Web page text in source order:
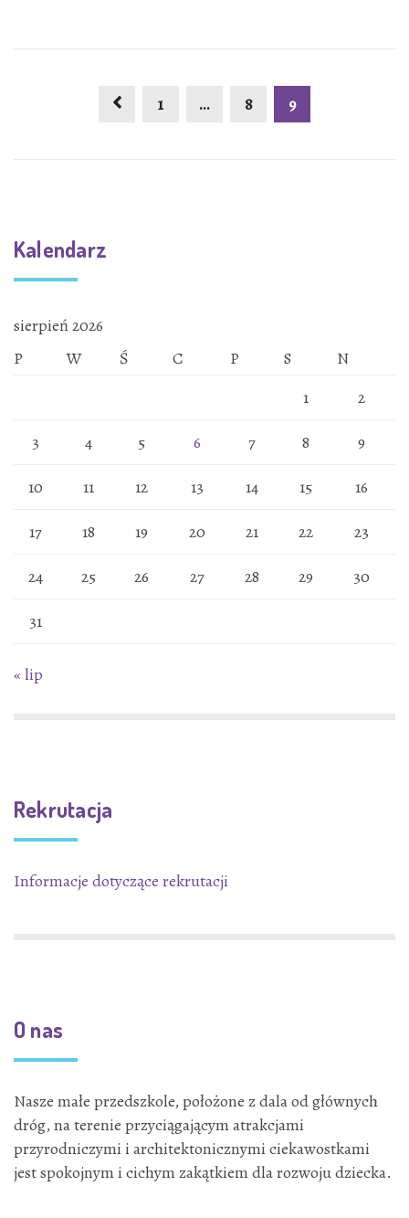
1 … 8 9
Kalendarz
sierpień 2026
P
W Ś C P S
N
1
2
3 4 5 6 7 8 9
10 11 12 13 14 15 16
17 18 19 20 21 22 23
24 25 26 27 28 29 30
31
« lip
Rekrutacja
Informacje dotyczące rekrutacji
O nas
Nasze małe przedszkole, położone z dala od głównych
dróg, na terenie przyciągającym atrakcjami
przyrodniczymi i architektonicznymi ciekawostkami
jest spokojnym i cichym zakątkiem dla rozwoju dziecka.